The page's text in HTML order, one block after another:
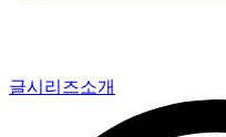
글시리즈소개